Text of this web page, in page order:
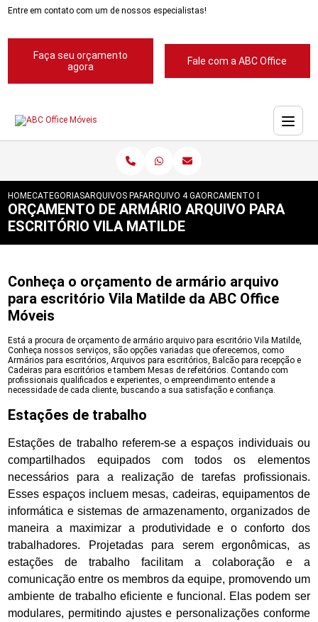
Entre em contato com um de nossos especialistas!
Faça seu orçamento
agora
Fale com a ABC Office
HOMECATEGORIASARQUIVOS PARA ESCRITORIOS
ARQUIVO 4 GAVETAS PARA ESCRITORIOS
ORCAMENTO DE ARMARIO
ORÇAMENTO DE ARMÁRIO ARQUIVO PARA
ESCRITÓRIO VILA MATILDE
Conheça o orçamento de armário arquivo
para escritório Vila Matilde da ABC Office
Móveis
Está a procura de orçamento de armário arquivo para escritório Vila Matilde,
Conheça nossos serviços, são opções variadas que oferecemos, como
Armários para escritórios, Arquivos para escritórios, Balcão para recepção e
Cadeiras para escritórios e tambem Mesas de refeitórios. Contando com
profissionais qualificados e experientes, o empreendimento entende a
necessidade de cada cliente, buscando a sua satisfação e confiança.
Estações de trabalho
Estações de trabalho referem-se a espaços individuais ou
compartilhados equipados com todos os elementos
necessários para a realização de tarefas profissionais.
Esses espaços incluem mesas, cadeiras, equipamentos de
informática e sistemas de armazenamento, organizados de
maneira a maximizar a produtividade e o conforto dos
trabalhadores. Projetadas para serem ergonômicas, as
estações de trabalho facilitam a colaboração e a
comunicação entre os membros da equipe, promovendo um
ambiente de trabalho eficiente e funcional. Elas podem ser
modulares, permitindo ajustes e personalizações conforme